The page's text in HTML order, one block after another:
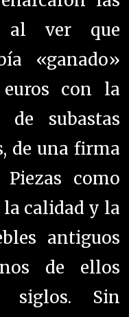
como
calidad y la
antiguos
de ellos
siglos. Sin
se pierden
de
se
esplendor de